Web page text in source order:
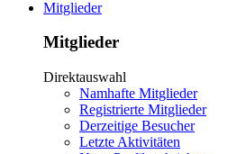
Mitglieder
Mitglieder
Direktauswahl
Namhafte Mitglieder
Registrierte Mitglieder
Derzeitige Besucher
Letzte Aktivitäten